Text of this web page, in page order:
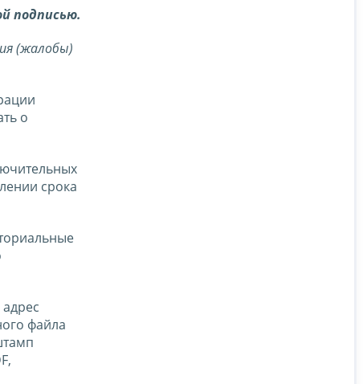
подписью.
(жалобы)
о
срока
файла